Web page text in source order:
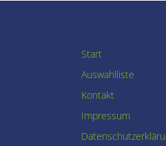
Start
Auswahlliste
Kontakt
Impressum